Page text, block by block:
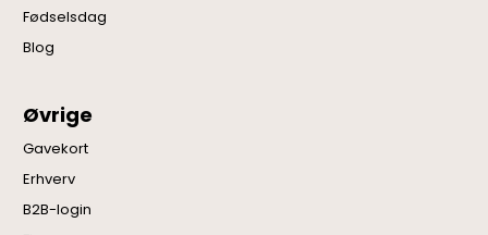
Fødselsdag
Blog
Øvrige
Gavekort
Erhverv
B2B-login